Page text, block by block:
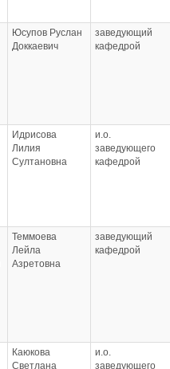
Юсупов Руслан
Доккаевич
заведующий
кафедрой
Идрисова
Лилия
Султановна
и.о.
заведующего
кафедрой
Теммоева
Лейла
Азретовна
заведующий
кафедрой
Каюкова
Светлана
и.о.
заведующего